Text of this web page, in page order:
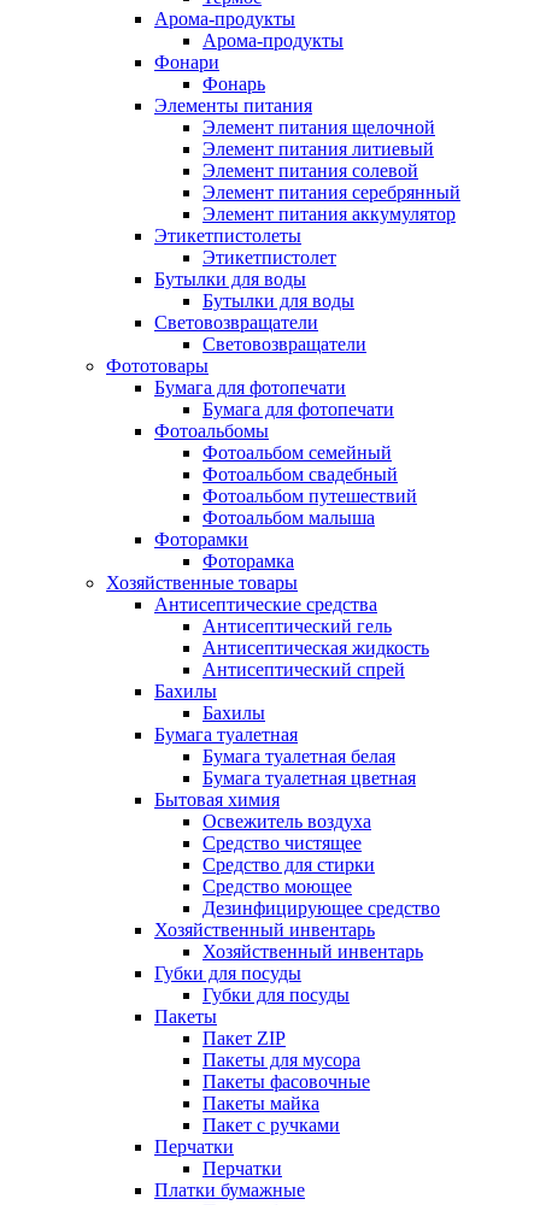
Арома-продукты
Арома-продукты
Фонари
Фонарь
Элементы питания
Элемент питания щелочной
Элемент питания литиевый
Элемент питания солевой
Элемент питания серебрянный
Элемент питания аккумулятор
Этикетпистолеты
Этикетпистолет
Бутылки для воды
Бутылки для воды
Световозвращатели
Световозвращатели
Фототовары
Бумага для фотопечати
Бумага для фотопечати
Фотоальбомы
Фотоальбом семейный
Фотоальбом свадебный
Фотоальбом путешествий
Фотоальбом малыша
Фоторамки
Фоторамка
Хозяйственные товары
Антисептические средства
Антисептический гель
Антисептическая жидкость
Антисептический спрей
Бахилы
Бахилы
Бумага туалетная
Бумага туалетная белая
Бумага туалетная цветная
Бытовая химия
Освежитель воздуха
Средство чистящее
Средство для стирки
Средство моющее
Дезинфицирующее средство
Хозяйственный инвентарь
Хозяйственный инвентарь
Губки для посуды
Губки для посуды
Пакеты
Пакет ZIP
Пакеты для мусора
Пакеты фасовочные
Пакеты майка
Пакет с ручками
Перчатки
Перчатки
Платки бумажные